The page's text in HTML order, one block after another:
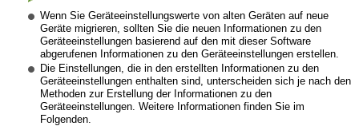
Wenn Sie Geräteeinstellungswerte von alten Geräten auf neue
Geräte migrieren, sollten Sie die neuen Informationen zu den
Geräteeinstellungen basierend auf den mit dieser Software
abgerufenen Informationen zu den Geräteeinstellungen erstellen.
Die Einstellungen, die in den erstellten Informationen zu den
Geräteeinstellungen enthalten sind, unterscheiden sich je nach den
Methoden zur Erstellung der Informationen zu den
Geräteeinstellungen. Weitere Informationen finden Sie im
Folgenden.